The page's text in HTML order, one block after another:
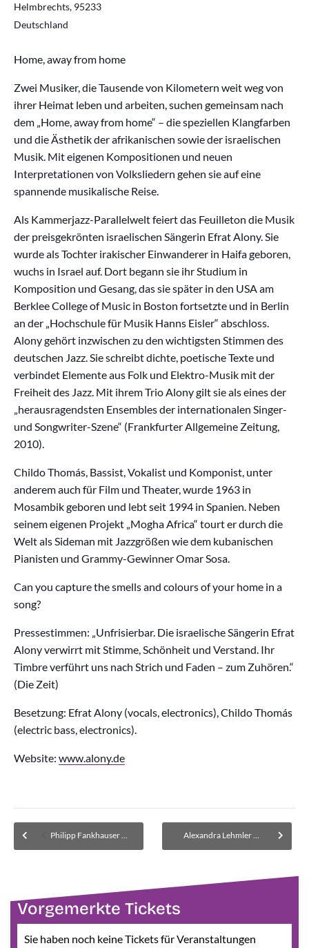
Helmbrechts, 95233
Deutschland
Home, away from home
Zwei Musiker, die Tausende von Kilometern weit weg von
ihrer Heimat leben und arbeiten, suchen gemeinsam nach
dem „Home, away from home“ – die speziellen Klangfarben
und die Ästhetik der afrikanischen sowie der israelischen
Musik. Mit eigenen Kompositionen und neuen
Interpretationen von Volksliedern gehen sie auf eine
spannende musikalische Reise.
Als Kammerjazz-Parallelwelt feiert das Feuilleton die Musik
der preisgekrönten israelischen Sängerin Efrat Alony. Sie
wurde als Tochter irakischer Einwanderer in Haifa geboren,
wuchs in Israel auf. Dort begann sie ihr Studium in
Komposition und Gesang, das sie später in den USA am
Berklee College of Music in Boston fortsetzte und in Berlin
an der „Hochschule für Musik Hanns Eisler“ abschloss.
Alony gehört inzwischen zu den wichtigsten Stimmen des
deutschen Jazz. Sie schreibt dichte, poetische Texte und
verbindet Elemente aus Folk und Elektro-Musik mit der
Freiheit des Jazz. Mit ihrem Trio Alony gilt sie als eines der
„herausragendsten Ensembles der internationalen Singer-
und Songwriter-Szene“ (Frankfurter Allgemeine Zeitung,
2010).
Childo Thomás, Bassist, Vokalist und Komponist, unter
anderem auch für Film und Theater, wurde 1963 in
Mosambik geboren und lebt seit 1994 in Spanien. Neben
seinem eigenen Projekt „Mogha Africa“ tourt er durch die
Welt als Sideman mit Jazzgrößen wie dem kubanischen
Pianisten und Grammy-Gewinner Omar Sosa.
Can you capture the smells and colours of your home in a
song?
Pressestimmen: „Unfrisierbar. Die israelische Sängerin Efrat
Alony verwirrt mit Stimme, Schönheit und Verstand. Ihr
Timbre verführt uns nach Strich und Faden – zum Zuhören.“
(Die Zeit)
Besetzung: Efrat Alony (vocals, electronics), Childo Thomás
(electric bass, electronics).
Website: www.alony.de
Philipp Fankhauser Oktett im Bürgersaal Alexandra Lehmler Quintett
Vorgemerkte Tickets
Sie haben noch keine Tickets für Veranstaltungen